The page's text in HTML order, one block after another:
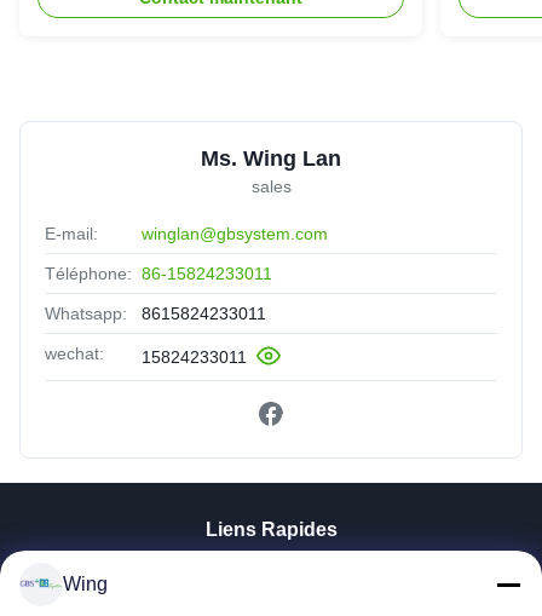
Ms. Wing Lan
sales
E-mail: winglan@gbsystem.com
Téléphone: 86-15824233011
Whatsapp: 8615824233011
wechat: 15824233011
Liens Rapides
Wing